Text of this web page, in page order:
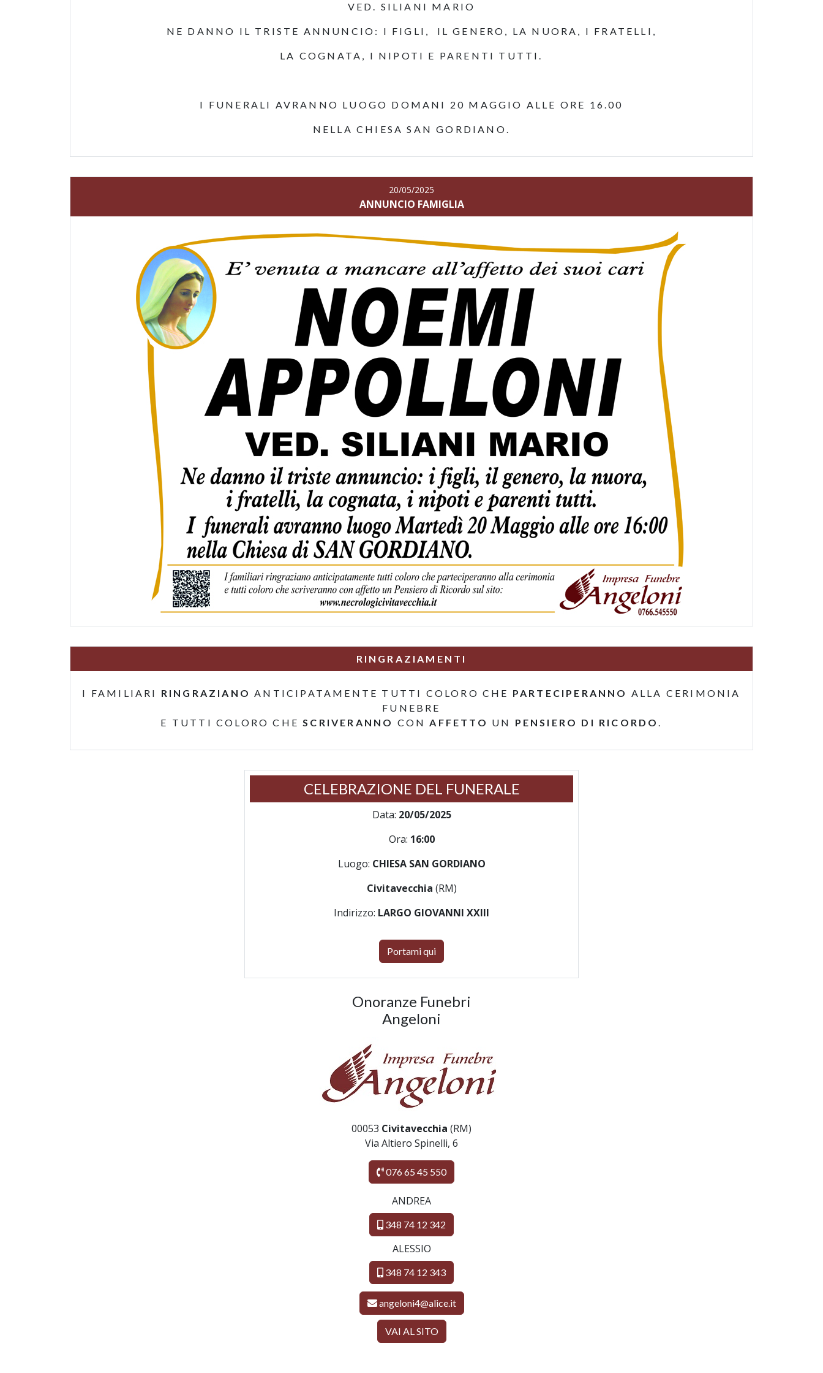
VED. SILIANI MARIO
NE DANNO IL TRISTE ANNUNCIO: I FIGLI, IL GENERO, LA NUORA, I FRATELLI,
LA COGNATA, I NIPOTI E PARENTI TUTTI.
I FUNERALI AVRANNO LUOGO DOMANI 20 MAGGIO ALLE ORE 16.00
NELLA CHIESA SAN GORDIANO.
20/05/2025
ANNUNCIO FAMIGLIA
RINGRAZIAMENTI
I FAMILIARI RINGRAZIANO ANTICIPATAMENTE TUTTI COLORO CHE PARTECIPERANNO ALLA CERIMONIA
FUNEBRE
E TUTTI COLORO CHESCRIVERANNO CONAFFETTO UN PENSIERO DI RICORDO.
CELEBRAZIONE DEL FUNERALE
Data: 20/05/2025
Ora: 16:00
Luogo: CHIESA SAN GORDIANO
Civitavecchia (RM)
Indirizzo: LARGO GIOVANNI XXIII
Portami qui
Onoranze Funebri
Angeloni
00053 Civitavecchia (RM)
Via Altiero Spinelli, 6
076 65 45 550
ANDREA
348 74 12 342
ALESSIO
348 74 12 343
angeloni4@alice.it
VAI AL SITO